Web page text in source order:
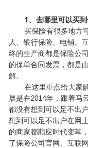
1、去哪里可以买
买保险有很多地方可
人、银行保险、电销、
终的生产商都是保险公
的保单合同发票，都是
解。
在这里重点给大家解
展是在2014年，跟着马
都没有想到可以足不出
想到可以足不出户在网
的商家都顺应时代变革
了保险公司官网、互联